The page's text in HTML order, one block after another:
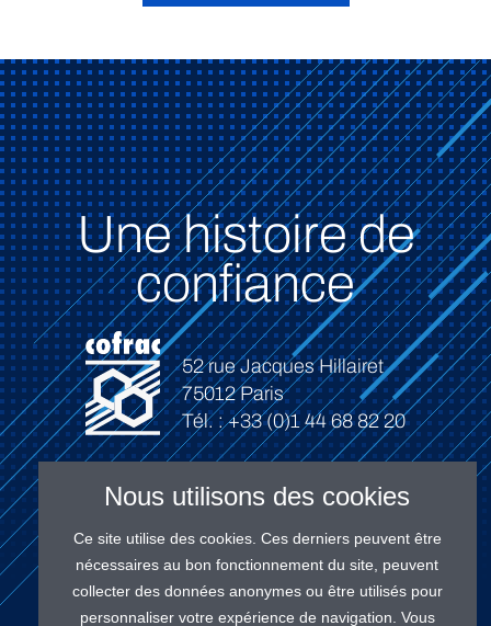
Une histoire de
confiance
52 rue Jacques Hillairet
75012 Paris
Tél. : +33 (0)1 44 68 82 20
Connexion
Nous utilisons des cookies
Ce site utilise des cookies. Ces derniers peuvent être
nécessaires au bon fonctionnement du site, peuvent
collecter des données anonymes ou être utilisés pour
personnaliser votre expérience de navigation. Vous